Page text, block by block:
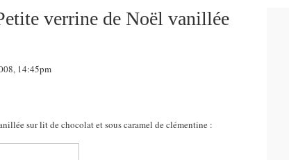
verrine de Noël vanillée
14:45pm
sur lit de chocolat et sous caramel de clémentine :